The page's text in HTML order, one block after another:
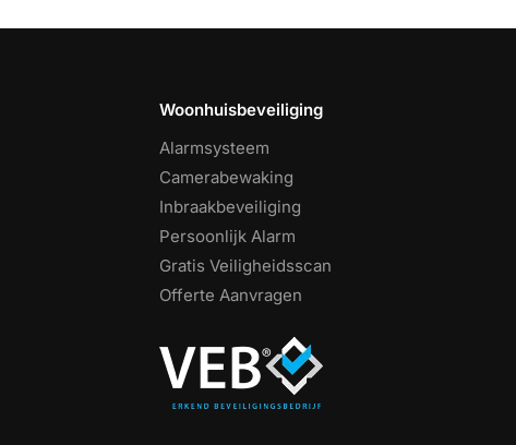
Woonhuisbeveiliging
Alarmsysteem
Camerabewaking
Inbraakbeveiliging
Persoonlijk Alarm
Gratis Veiligheidsscan
Offerte Aanvragen